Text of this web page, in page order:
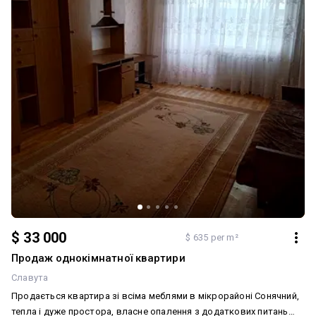
$ 33 000 $ 635 per m²
Продаж однокімнатної квартири
Славута
Продається квартира зі всіма меблями в мікрорайоні Сонячний,
тепла і дуже простора, власне опалення з додаткових питань